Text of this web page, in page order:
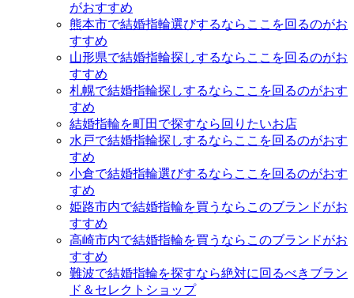
がおすすめ
熊本市で結婚指輪選びするならここを回るのがお
すすめ
山形県で結婚指輪探しするならここを回るのがお
すすめ
札幌で結婚指輪探しするならここを回るのがおす
すめ
結婚指輪を町田で探すなら回りたいお店
水戸で結婚指輪探しするならここを回るのがおす
すめ
小倉で結婚指輪選びするならここを回るのがおす
すめ
姫路市内で結婚指輪を買うならこのブランドがお
すすめ
高崎市内で結婚指輪を買うならこのブランドがお
すすめ
難波で結婚指輪を探すなら絶対に回るべきブラン
ド＆セレクトショップ